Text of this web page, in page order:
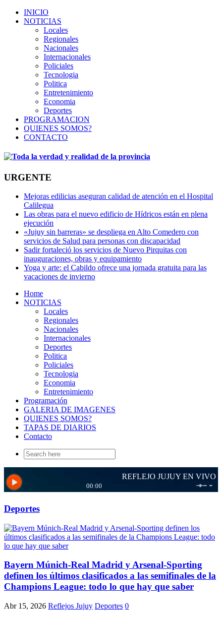
INICIO
NOTICIAS
Locales
Regionales
Nacionales
Internacionales
Policiales
Tecnologia
Politica
Entretenimiento
Economia
Deportes
PROGRAMACION
QUIENES SOMOS?
CONTACTO
URGENTE
Mejoras edilicias aseguran calidad de atención en el Hospital
Calilegua
Las obras para el nuevo edificio de Hídricos están en plena
ejecución
«Jujuy sin barreras» se despliega en Alto Comedero con
servicios de Salud para personas con discapacidad
Sadir fortaleció los servicios de Nuevo Pirquitas con
inauguraciones, obras y equipamiento
Yoga y arte: el Cabildo ofrece una jornada gratuita para las
vacaciones de invierno
Home
NOTICIAS
Locales
Regionales
Nacionales
Internacionales
Deportes
Politica
Policiales
Tecnologia
Economia
Entretenimiento
Programación
GALERIA DE IMAGENES
QUIENES SOMOS?
TAPAS DE DIARIOS
Contacto
Search
for:
Deportes
Bayern Múnich-Real Madrid y Arsenal-Sporting
definen los últimos clasificados a las semifinales de la
Champions League: todo lo que hay que saber
Abr 15, 2026 Reflejos Jujuy Deportes 0